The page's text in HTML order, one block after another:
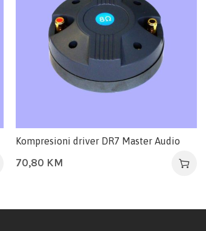
Kompresioni driver DR7 Master Audio
70,80 KM